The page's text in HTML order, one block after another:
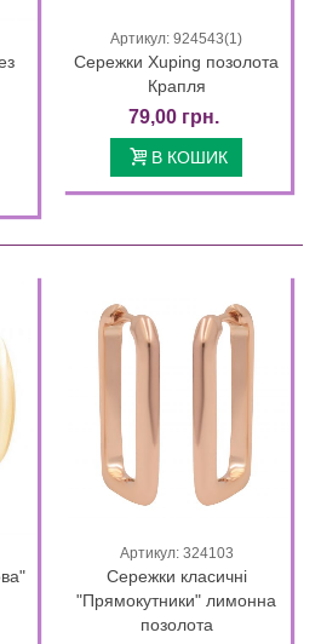
Артикул: 924543(1)
Сережки Xuping позолота
Крапля
79,00 грн.
В КОШИК
Артикул: 324103
Сережки класичні
"Прямокутники" лимонна
позолота